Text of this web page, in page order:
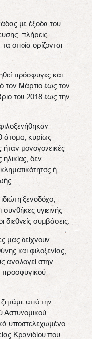
με έξοδα του
πλήρεις
οποία ορίζονται
πρόσφυγες και
τον Μάρτιο έως τον
του 2018 έως την
άτομα, κυρίως
ήταν μονογονεϊκές
δεν
ή
ξενοδόχο,
υγιεινής
συμβάσεις.
μας δείχνουν
και φιλοξενίας,
αναλογεί στην
προσφυγικού
ζητάμε από την
Αστυνομικού
υποστελεχωμένο
Κρανιδίου που